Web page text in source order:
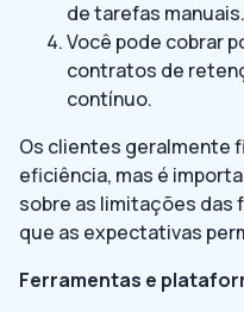
de tarefas manuais.
Você pode cobrar
contratos de
contínuo.
Os clientes geralmente
eficiência, mas é
sobre as limitações das
que as expectativas
Ferramentas e